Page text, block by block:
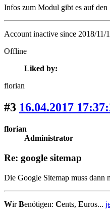
Infos zum Modul gibt es auf den
Account inactive since 2018/11/
Offline
Liked by:
florian
#3 16.04.2017
florian
Administrator
Re: google sitemap
Die Google Sitemap muss dann
WirBenötigen: Cents, Euros...